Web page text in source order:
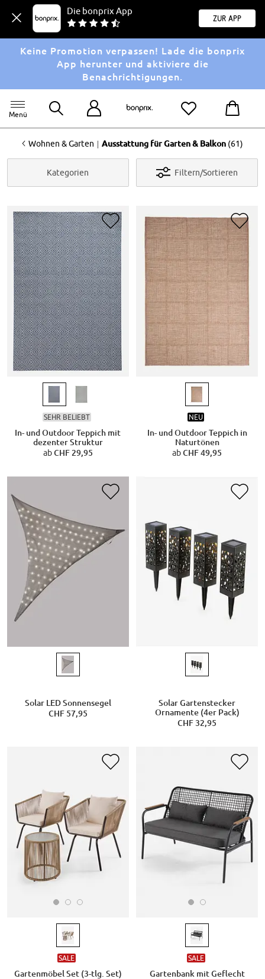
Die bonprix App
Zur App
Keine Promotion verpassen! Lade die bonprix
App herunter und aktiviere die
Benachrichtigungen.
Menü
<Wohnen & Garten | Ausstattung für Garten & Balkon (61)
Kategorien Filtern/Sortieren
SEHR BELIEBT
In- und Outdoor Teppich mit
dezenter Struktur
abCHF 29,95
NEU
In- und Outdoor Teppich in
Naturtönen
abCHF 49,95
Solar LED Sonnensegel
CHF 57,95
Solar Gartenstecker
Ornamente (4er Pack)
CHF 32,95
SALE
Gartenmöbel Set (3-tlg. Set)
SALE
Gartenbank mit Geflecht